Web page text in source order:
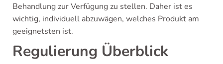
Behandlung zur Verfügung zu stellen. Daher ist es
wichtig, individuell abzuwägen, welches Produkt am
geeignetsten ist.
Regulierung Überblick